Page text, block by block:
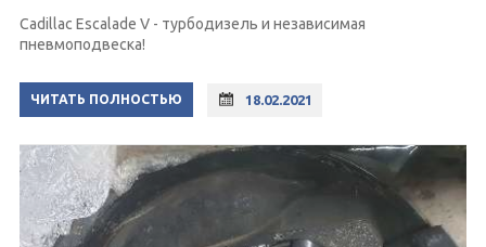
Cadillac Escalade V - турбодизель и независимая
пневмоподвеска!
ЧИТАТЬ ПОЛНОСТЬЮ 18.02.2021